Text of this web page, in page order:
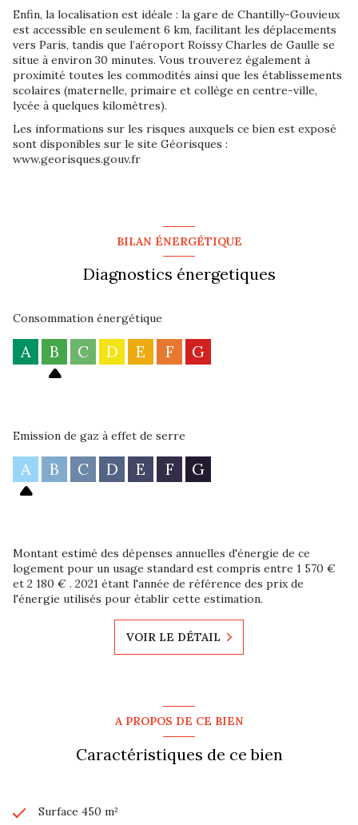
Enfin, la localisation est idéale : la gare de Chantilly-Gouvieux
est accessible en seulement 6 km, facilitant les déplacements
vers Paris, tandis que l’aéroport Roissy Charles de Gaulle se
situe à environ 30 minutes. Vous trouverez également à
proximité toutes les commodités ainsi que les établissements
scolaires (maternelle, primaire et collège en centre-ville,
lycée à quelques kilomètres).
Les informations sur les risques auxquels ce bien est exposé
sont disponibles sur le site Géorisques :
www.georisques.gouv.fr
BILAN ÉNERGÉTIQUE
Diagnostics énergetiques
Consommation énergétique
A B C D E F G
Emission de gaz à effet de serre
A B C D E F G
Montant estimé des dépenses annuelles d'énergie de ce
logement pour un usage standard est compris entre 1 570 €
et 2 180 € . 2021 étant l'année de référence des prix de
l'énergie utilisés pour établir cette estimation.
VOIR LE DÉTAIL
A PROPOS DE CE BIEN
Caractéristiques de ce bien
Surface 450 m²